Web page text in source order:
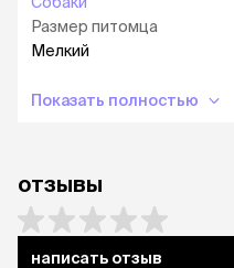
Размер питомца
Мелкий
Показать полностью
отзывы
написать отзыв